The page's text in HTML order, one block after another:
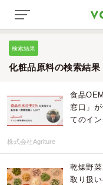
検索結果
化粧品原料の検索結果
食品
窓口」
てのイ
株式会社Agriture
乾燥野
取り扱